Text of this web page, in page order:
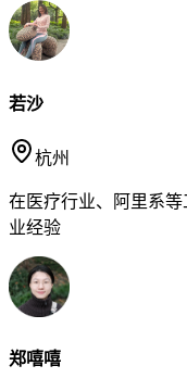
若沙
杭州
在医疗行业、阿里系等
业经验
郑嘻嘻